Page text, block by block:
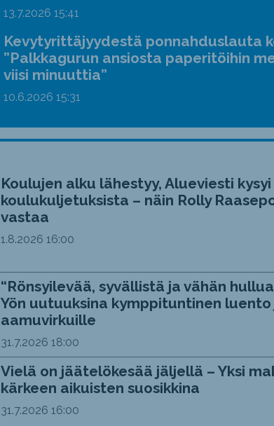
13.7.2026 15:41
Kevytyrittäjyydestä ponnahduslauta
”Palkkagurun ansiosta paperitöihin
viisi minuuttia”
10.6.2026 15:31
Koulujen alku lähestyy, Alueviesti
koulukuljetuksista – näin Rolly
vastaa
1.8.2026 16:00
“Rönsyilevää, syvällistä ja vähän
Yön uutuuksina kymppituntinen
aamuvirkuille
31.7.2026 18:00
Vielä on jäätelökesää jäljellä – Yksi
kärkeen aikuisten suosikkina
31.7.2026 16:00